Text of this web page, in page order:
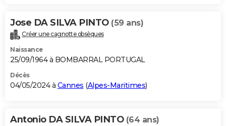
Jose DA SILVA PINTO (59 ans)
Créer une cagnotte obsèques
Naissance
25/09/1964 à BOMBARRAL PORTUGAL
Décès
04/05/2024 à Cannes (Alpes-Maritimes)
Antonio DA SILVA PINTO (64 ans)